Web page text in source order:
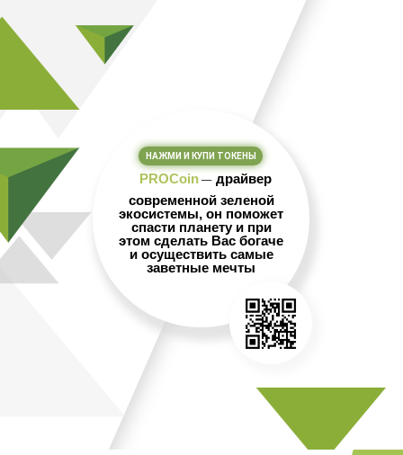
PROCoin
драйвер
современной зеленой
экосистемы, он поможет
спасти планету и при
этом сделать Вас богаче
и осуществить самые
заветные мечты
_
НАЖМИ И КУПИ ТОКЕНЫ